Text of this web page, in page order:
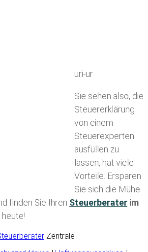
uri-ur
Sie sehen also, die
Steuererklärung
von einem
Steuerexperten
ausfüllen zu
lassen, hat viele
Vorteile. Ersparen
Sie sich die Mühe
finden Sie Ihren Steuerberater im
Zentrale